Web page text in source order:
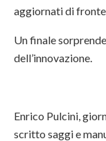
aggiornati di
Un finale
dell’innovazione.
Enrico Pulcini,
scritto saggi e